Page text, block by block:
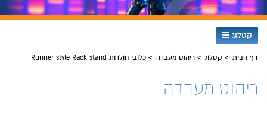
קטלוג
דף הבית קטלוג ריהוט מעבדה כלובי חולדות Runner style Rack stand
ריהוט מעבדה